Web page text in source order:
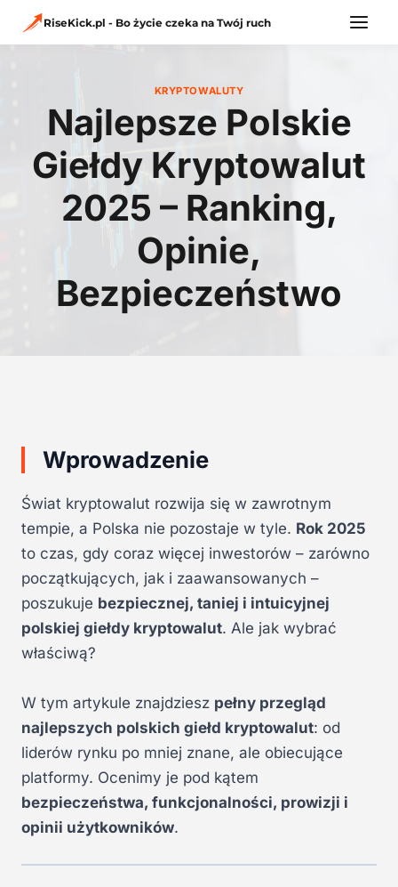
RiseKick.pl - Bo życie czeka na Twój ruch
KRYPTOWALUTY
Najlepsze Polskie
Giełdy Kryptowalut
2025 – Ranking,
Opinie,
Bezpieczeństwo
Wprowadzenie
Świat kryptowalut rozwija się w zawrotnym
tempie, a Polska nie pozostaje w tyle. Rok 2025
to czas, gdy coraz więcej inwestorów – zarówno
początkujących, jak i zaawansowanych –
poszukuje bezpiecznej, taniej i intuicyjnej
polskiej giełdy kryptowalut. Ale jak wybrać
właściwą?
W tym artykule znajdziesz pełny przegląd
najlepszych polskich giełd kryptowalut: od
liderów rynku po mniej znane, ale obiecujące
platformy. Ocenimy je pod kątem
bezpieczeństwa, funkcjonalności, prowizji i
opinii użytkowników.